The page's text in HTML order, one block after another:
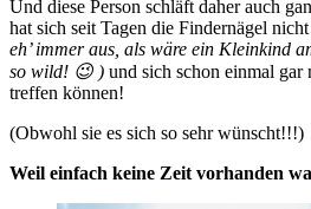
Und diese Person schläft daher auch
hat sich seit Tagen die Findernägel
eh’ immer aus, als wäre ein Kleinkind
so wild! 😉 ) und sich schon einmal
treffen können!
(Obwohl sie es sich so sehr wünscht!!!)
Weil einfach keine Zeit vorhanden